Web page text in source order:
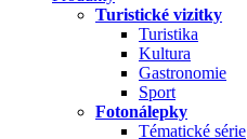
Turistické vizitky
Turistika
Kultura
Gastronomie
Sport
Fotonálepky
Tématické série